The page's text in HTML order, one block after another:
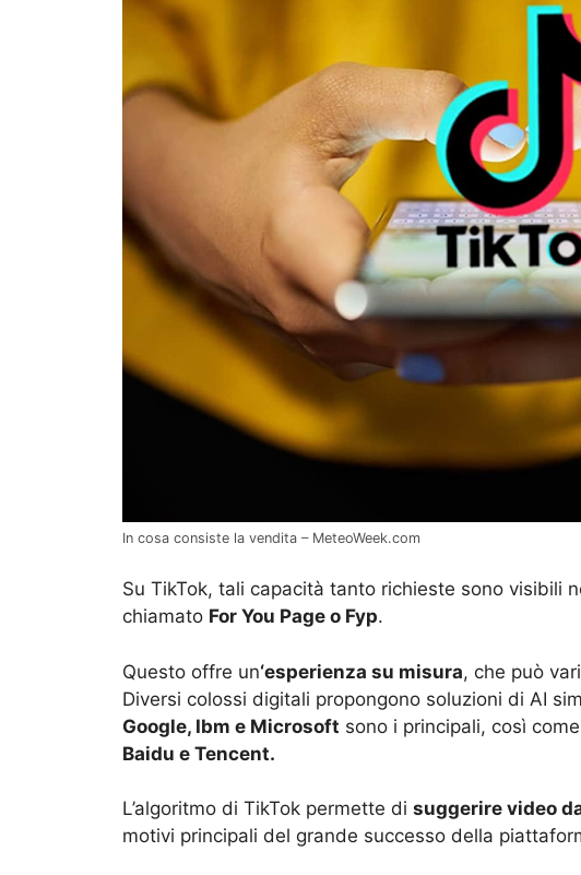
In cosa consiste la vendita – MeteoWeek.com
Su TikTok, tali capacità tanto richieste sono visibili
chiamato For You Page o Fyp.
Questo offre un‘esperienza su misura, che può
Diversi colossi digitali propongono soluzioni di AI
Google, Ibm e Microsoft sono i principali, così
Baidu e Tencent.
L’algoritmo di TikTok permette di suggerire video
motivi principali del grande successo della